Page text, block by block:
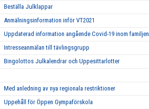
Beställa Julklappar
Anmälningsinformation inför VT2021
Uppdaterad information angående Covid-19 inom familjen
Intresseanmälan till tävlingsgrupp
Bingolottos Julkalendrar och Uppesittarlotter
Med anledning av nya regionala restriktioner
Uppehåll för Öppen Gympaförskola